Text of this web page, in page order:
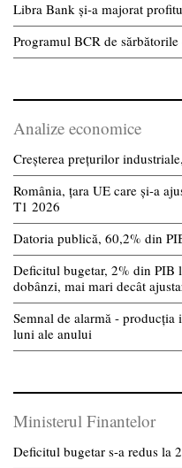
Libra Bank și-a majorat
Programul BCR de sărbătorile
Analize economice
Creșterea prețurilor
România, țara UE care și-a
T1 2026
Datoria publică, 60,2% din
Deficitul bugetar, 2% din PIB
dobânzi, mai mari decât
Semnal de alarmă -
luni ale anului
Ministerul Finantelor
Deficitul bugetar s-a redus la